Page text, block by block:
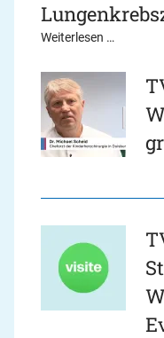
Weiterlesen …